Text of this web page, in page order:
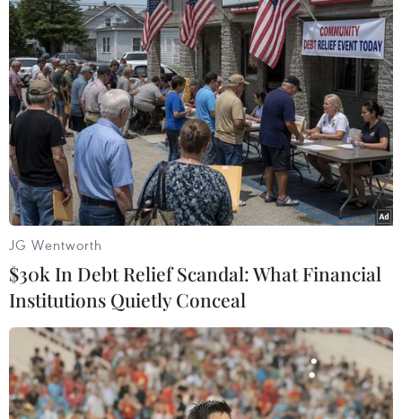
Hyde, bang North Carolina và ở hạt Colleton, bang
South Carolina, nơi đã phát hiện ca nhiễm cúm gia cầm
đầu tiên ở vịt trời vào tuần trước.
Pháp đối mặt dịch cúm gia cầm tồi tệ
JG Wentworth
$30k In Debt Relief Scandal: What Financial
Institutions Quietly Conceal